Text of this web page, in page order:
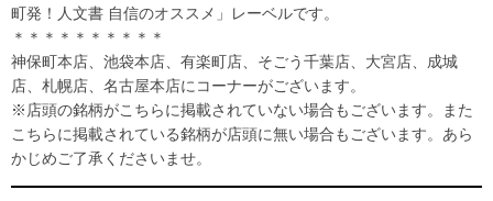
町発！人文書 自信のオススメ」レーベルです。
＊＊＊＊＊＊＊＊＊＊
神保町本店、池袋本店、有楽町店、そごう千葉店、大宮店、成城
店、札幌店、名古屋本店にコーナーがございます。
※店頭の銘柄がこちらに掲載されていない場合もございます。また
こちらに掲載されている銘柄が店頭に無い場合もございます。あら
かじめご了承くださいませ。